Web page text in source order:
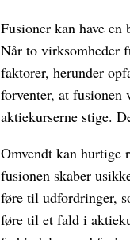
Fusioner kan have
Når to virksomheder
faktorer, herunder
forventer, at fusionen
aktiekurserne stige.
Omvendt kan
fusionen skaber
føre til udfordringer,
føre til et fald i